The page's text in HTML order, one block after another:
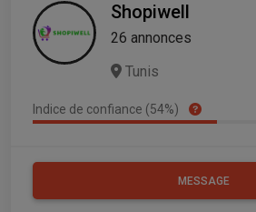
Shopiwell
26 annonces
Tunis
Indice de confiance (54%)
MESSAGE